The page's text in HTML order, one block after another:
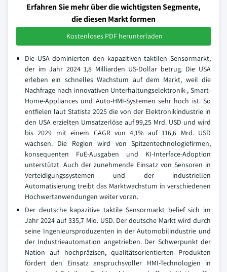
Erfahren Sie mehr über die wichtigsten Segmente,
die diesen Markt formen
Kostenloses PDF herunterladen
Die USA dominierten den kapazitiven taktilen Sensormarkt,
der im Jahr 2024 1,8 Milliarden US-Dollar betrug. Die USA
erleben ein schnelles Wachstum auf dem Markt, weil die
Nachfrage nach innovativen Unterhaltungselektronik-, Smart-
Home-Appliances und Auto-HMI-Systemen sehr hoch ist. So
entfielen laut Statista 2025 die von der Elektronikindustrie in
den USA erzielten Umsatzerlöse auf 99,25 Mrd. USD und wird
bis 2029 mit einem CAGR von 4,1% auf 116,6 Mrd. USD
wachsen. Die Region wird von Spitzentechnologiefirmen,
konsequenten FuE-Ausgaben und KI-Interface-Adoption
unterstützt. Auch der zunehmende Einsatz von Sensoren in
Verteidigungssystemen und der industriellen
Automatisierung treibt das Marktwachstum in verschiedenen
Hochwertanwendungen weiter voran.
Der deutsche kapazitive taktile Sensormarkt belief sich im
Jahr 2024 auf 335,7 Mio. USD. Der deutsche Markt wird durch
seine Ingenieursproduzenten in der Automobilindustrie und
der Industrieautomation angetrieben. Der Schwerpunkt der
Nation auf hochpräzisen, qualitätsorientierten Produkten
fördert den Einsatz anspruchsvoller HMI-Technologien in